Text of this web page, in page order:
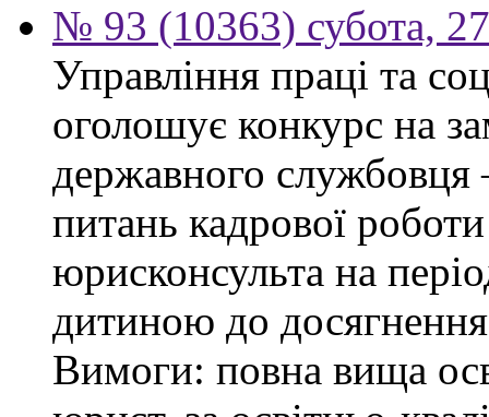
№ 93 (10363) субота,
Управління праці та
оголошує конкурс на
державного службовця
питань кадрової
юрисконсульта на
дитиною до
Вимоги: повна вища